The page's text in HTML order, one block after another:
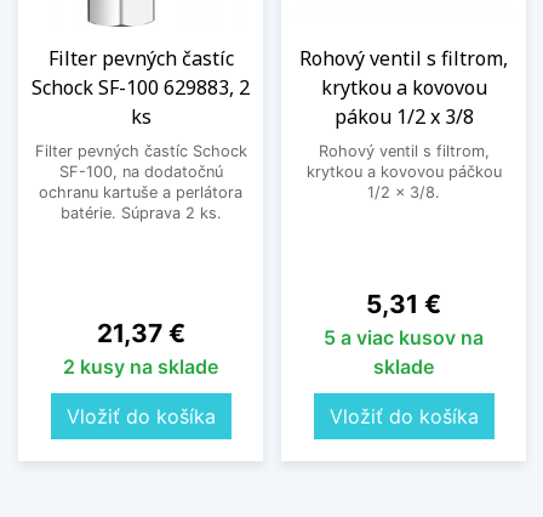
Filter pevných častíc
Schock SF-100 629883, 2
ks
Filter pevných častíc Schock
SF-100, na dodatočnú
ochranu kartuše a perlátora
batérie. Súprava 2 ks.
Cena
21,37 €
2 kusy na sklade
Vložiť do košíka
Rohový ventil s filtrom,
krytkou a kovovou
pákou 1/2 x 3/8
Rohový ventil s filtrom,
krytkou a kovovou páčkou
1/2 x 3/8.
Cena
5,31 €
5 a viac kusov na
sklade
Vložiť do košíka